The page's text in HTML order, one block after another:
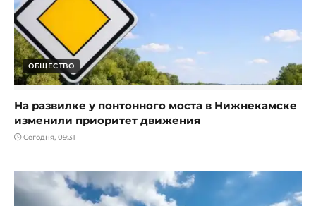
ОБЩЕСТВО
На развилке у понтонного моста в Нижнекамске
изменили приоритет движения
Сегодня, 09:31